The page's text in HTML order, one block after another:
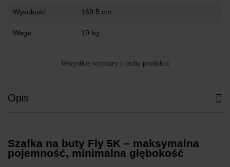
Wysokość 169.5 cm
Waga 19 kg
Wszystkie wymiary i cechy produktu
Opis
Szafka na buty Fly 5K – maksymalna
pojemność, minimalna głębokość